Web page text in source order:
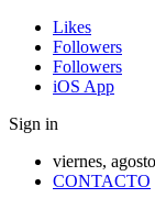
Likes
Followers
Followers
iOS App
Sign in
viernes,
CONTACTO